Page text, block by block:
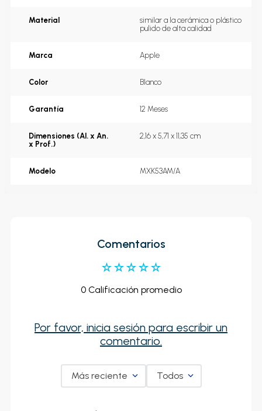
Material
similar a la cerámica o plástico
pulido de alta calidad
Marca Apple
Color Blanco
Garantía 12 Meses
Dimensiones (Al. x An.
x Prof.)
2,16 x 5,71 x 11,35 cm
Modelo MXK53AM/A
Comentarios
☆☆☆☆☆
0 Calificación promedio
Por favor, inicia sesión para escribir un
comentario.
Más reciente Todos